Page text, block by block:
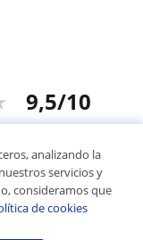
9,5/10
analizando la
servicios y
consideramos que
de cookies